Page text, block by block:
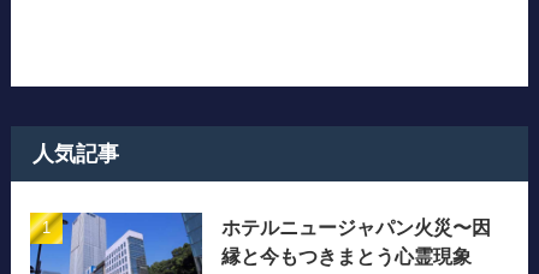
人気記事
ホテルニュージャパン火災〜因
縁と今もつきまとう心霊現象